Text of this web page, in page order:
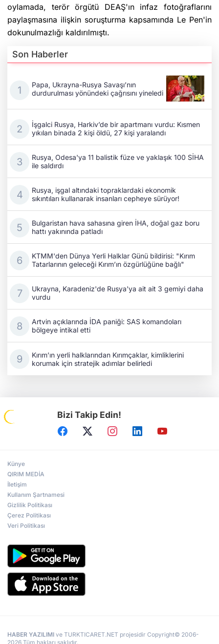
oylamada, terör örgütü DEAŞ'ın infaz fotoğraflarını
paylaşmasına ilişkin soruşturma kapsamında Le Pen'in
dokunulmazlığı kaldırılmıştı.
Son Haberler
Papa, Ukrayna-Rusya Savaşı’nın
durdurulması yönündeki çağrısını yineledi
İşgalci Rusya, Harkiv’de bir apartmanı vurdu: Kısmen
yıkılan binada 2 kişi öldü, 27 kişi yaralandı
Rusya, Odesa'ya 11 balistik füze ve yaklaşık 100 SİHA
ile saldırdı
Rusya, işgal altındaki topraklardaki ekonomik
sıkıntıları kullanarak insanları cepheye sürüyor!
Bulgaristan hava sahasına giren İHA, doğal gaz boru
hattı yakınında patladı
KTMM'den Dünya Yerli Halklar Günü bildirisi: "Kırım
Tatarlarının geleceği Kırım’ın özgürlüğüne bağlı"
Ukrayna, Karadeniz'de Rusya'ya ait ait 3 gemiyi daha
vurdu
Artvin açıklarında İDA paniği: SAS komandoları
bölgeye intikal etti
Kırım’ın yerli halklarından Kırımçaklar, kimliklerini
korumak için stratejik adımlar belirledi
Bizi Takip Edin!
Künye
QIRIM MEDİA
İletişim
Kullanım Şartnamesi
Gizlilik Politikası
Çerez Politikası
Veri Politikası
HABER YAZILIMI ve TURKTICARET.NET projesidir Copyright© 2006-
2026 Tüm hakları saklıdır.